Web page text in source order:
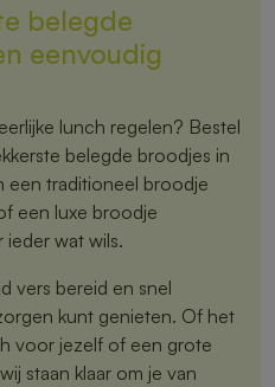
belegde
eenvoudig
lunch regelen? Bestel
belegde broodjes in
een traditioneel broodje
een luxe broodje
wat wils.
vers bereid en snel
kunt genieten. Of het
voor jezelf of een grote
staan klaar om je van